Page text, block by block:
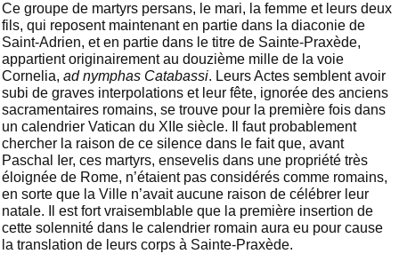
Ce groupe de martyrs persans, le mari, la femme et leurs deux
fils, qui reposent maintenant en partie dans la diaconie de
Saint-Adrien, et en partie dans le titre de Sainte-Praxède,
appartient originairement au douzième mille de la voie
Cornelia, ad nymphas Catabassi. Leurs Actes semblent avoir
subi de graves interpolations et leur fête, ignorée des anciens
sacramentaires romains, se trouve pour la première fois dans
un calendrier Vatican du XIIe siècle. Il faut probablement
chercher la raison de ce silence dans le fait que, avant
Paschal Ier, ces martyrs, ensevelis dans une propriété très
éloignée de Rome, n’étaient pas considérés comme romains,
en sorte que la Ville n’avait aucune raison de célébrer leur
natale. Il est fort vraisemblable que la première insertion de
cette solennité dans le calendrier romain aura eu pour cause
la translation de leurs corps à Sainte-Praxède.